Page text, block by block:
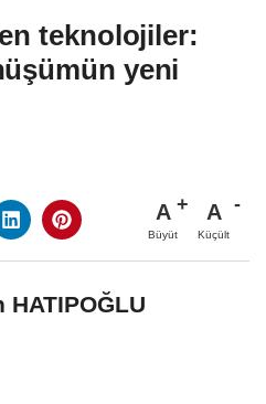
teknolojiler:
yeni
A
Büyüt
A
Küçült
HATIPOĞLU